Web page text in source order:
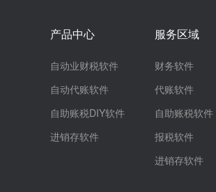
产品中心
自动业财税软件
自动代账软件
自助账税DIY软件
进销存软件
服务区域
财务软件
代账软件
自助账税软件
报税软件
进销存软件